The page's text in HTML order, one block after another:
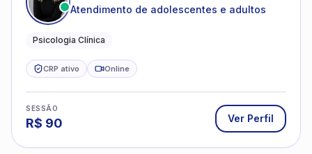
Atendimento de adolescentes e adultos
Psicologia Clínica
CRP ativo Online
SESSÃO
R$ 90 Ver Perfil